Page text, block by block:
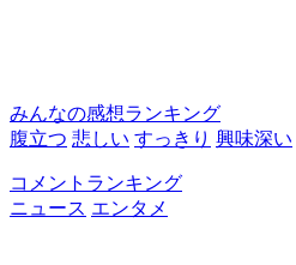
みんなの感想ランキング
腹立つ 悲しい すっきり 興味深い
コメントランキング
ニュース エンタメ